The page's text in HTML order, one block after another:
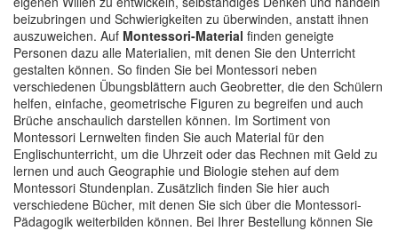
beizubringen und Schwierigkeiten zu überwinden, anstatt ihnen
auszuweichen. Auf Montessori-Material finden geneigte
Personen dazu alle Materialien, mit denen Sie den Unterricht
gestalten können. So finden Sie bei Montessori neben
verschiedenen Übungsblättern auch Geobretter, die den Schülern
helfen, einfache, geometrische Figuren zu begreifen und auch
Brüche anschaulich darstellen können. Im Sortiment von
Montessori Lernwelten finden Sie auch Material für den
Englischunterricht, um die Uhrzeit oder das Rechnen mit Geld zu
lernen und auch Geographie und Biologie stehen auf dem
Montessori Stundenplan. Zusätzlich finden Sie hier auch
verschiedene Bücher, mit denen Sie sich über die Montessori-
Pädagogik weiterbilden können. Bei Ihrer Bestellung können Sie